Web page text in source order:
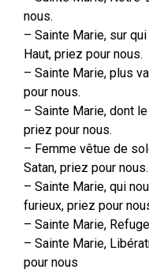
nous.
– Sainte Marie, sur
Haut, priez pour nous.
– Sainte Marie, plus
pour nous.
– Sainte Marie, dont
priez pour nous.
– Femme vêtue de
Satan, priez pour nous.
– Sainte Marie, qui
furieux, priez pour
– Sainte Marie,
– Sainte Marie,
pour nous